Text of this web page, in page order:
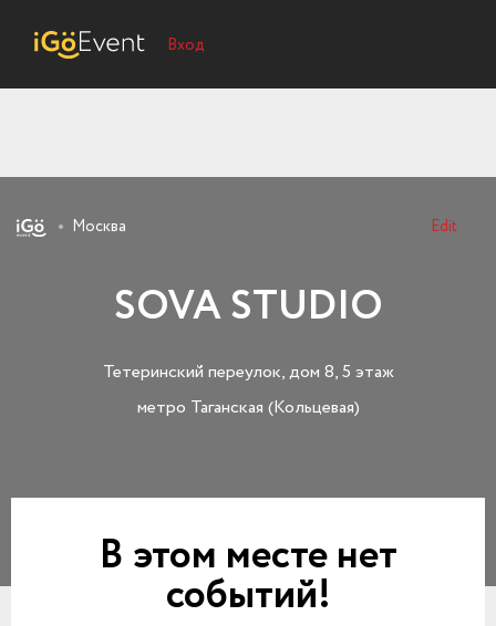
Вход
Москва Edit
SOVA STUDIO
Тетеринский переулок, дом 8, 5 этаж
метро Таганская (Кольцевая)
В этом месте нет
событий!